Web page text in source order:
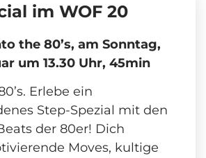
im WOF 20
the 80’s, am Sonntag,
um 13.30 Uhr, 45min
Erlebe ein
Step-Spezial mit den
der 80er! Dich
Moves, kultige